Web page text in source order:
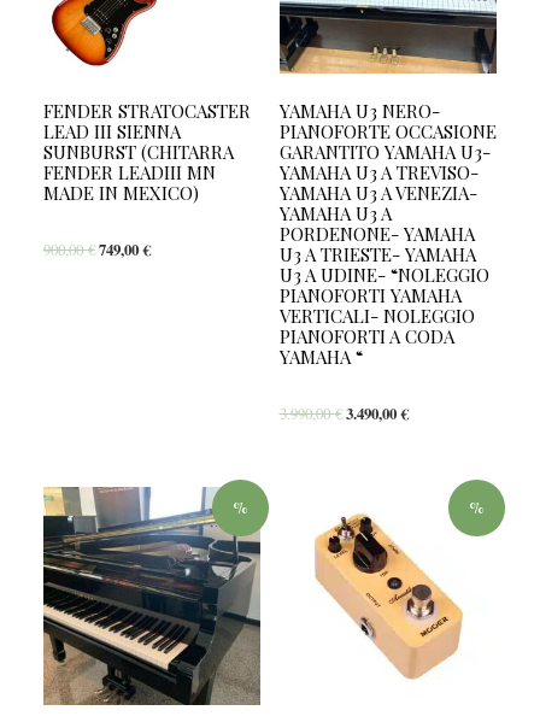
FENDER STRATOCASTER
LEAD III SIENNA
SUNBURST (CHITARRA
FENDER LEADIII MN
MADE IN MEXICO)
900,00€749,00€
YAMAHA U3 NERO-
PIANOFORTE OCCASIONE
GARANTITO YAMAHA U3-
YAMAHA U3 A TREVISO-
YAMAHA U3 A VENEZIA-
YAMAHA U3 A
PORDENONE- YAMAHA
U3 A TRIESTE- YAMAHA
U3 A UDINE- “NOLEGGIO
PIANOFORTI YAMAHA
VERTICALI- NOLEGGIO
PIANOFORTI A CODA
YAMAHA “
3.990,00€3.490,00€
% %